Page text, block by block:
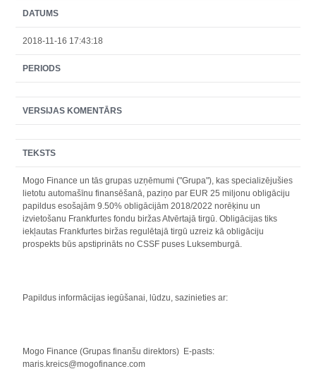
DATUMS
2018-11-16 17:43:18
PERIODS
VERSIJAS KOMENTĀRS
TEKSTS
Mogo Finance un tās grupas uzņēmumi ("Grupa"), kas specializējušies
lietotu automašīnu finansēšanā, paziņo par EUR 25 miljonu obligāciju
papildus esošajām 9.50% obligācijām 2018/2022 norēķinu un
izvietošanu Frankfurtes fondu biržas Atvērtajā tirgū. Obligācijas tiks
iekļautas Frankfurtes biržas regulētajā tirgū uzreiz kā obligāciju
prospekts būs apstiprināts no CSSF puses Luksemburgā.
Papildus informācijas iegūšanai, lūdzu, sazinieties ar:
Mogo Finance (Grupas finanšu direktors) E-pasts:
maris.kreics@mogofinance.com